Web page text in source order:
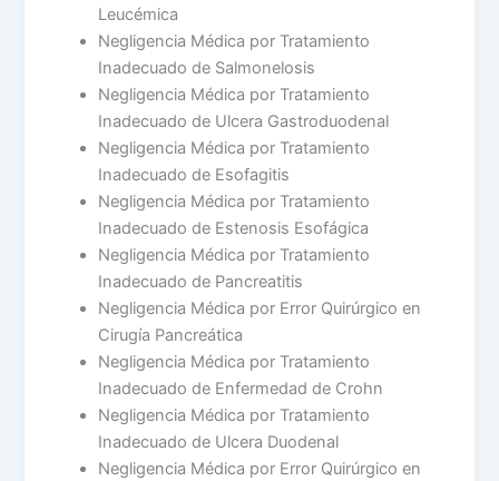
Leucémica
Negligencia Médica por Tratamiento
Inadecuado de Salmonelosis
Negligencia Médica por Tratamiento
Inadecuado de Ulcera Gastroduodenal
Negligencia Médica por Tratamiento
Inadecuado de Esofagitis
Negligencia Médica por Tratamiento
Inadecuado de Estenosis Esofágica
Negligencia Médica por Tratamiento
Inadecuado de Pancreatitis
Negligencia Médica por Error Quirúrgico en
Cirugía Pancreática
Negligencia Médica por Tratamiento
Inadecuado de Enfermedad de Crohn
Negligencia Médica por Tratamiento
Inadecuado de Ulcera Duodenal
Negligencia Médica por Error Quirúrgico en